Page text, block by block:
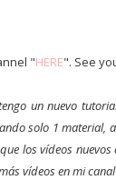
"HERE". See
un nuevo
solo 1 material,
los vídeos
vídeos en mi